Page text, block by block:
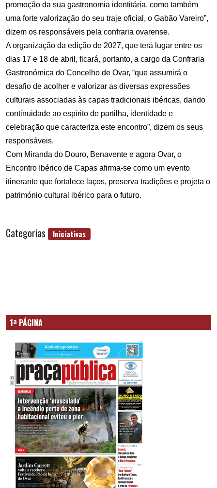
promoção da sua gastronomia identitária, como também
uma forte valorização do seu traje oficial, o Gabão Vareiro”,
dizem os responsáveis pela confraria ovarense.
A organização da edição de 2027, que terá lugar entre os
dias 17 e 18 de abril, ficará, portanto, a cargo da Confraria
Gastronómica do Concelho de Ovar, “que assumirá o
desafio de acolher e valorizar as diversas expressões
culturais associadas às capas tradicionais ibéricas, dando
continuidade ao espírito de partilha, identidade e
celebração que caracteriza este encontro”, dizem os seus
responsáveis.
Com Miranda do Douro, Benavente e agora Ovar, o
Encontro Ibérico de Capas afirma‑se como um evento
itinerante que fortalece laços, preserva tradições e projeta o
património cultural ibérico para o futuro.
Categorias Iniciativas
1ª PÁGINA